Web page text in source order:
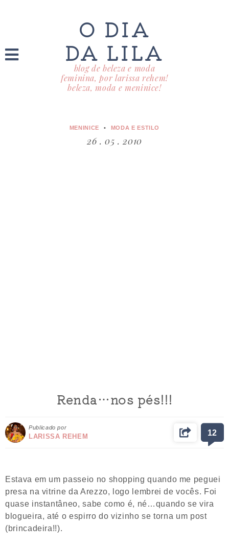
O DIA
DA LILA
blog de beleza e moda
feminina, por larissa rehem!
beleza, moda e meninice!
MENINICE MODA E ESTILO
26 . 05 . 2010
Renda…nos pés!!!
Publicado por
LARISSA REHEM 12
Estava em um passeio no shopping quando me peguei
presa na vitrine da Arezzo, logo lembrei de vocês. Foi
quase instantâneo, sabe como é, né…quando se vira
blogueira, até o espirro do vizinho se torna um post
(brincadeira!!).